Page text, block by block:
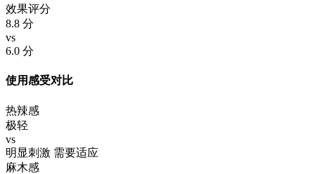
效果评分
8.8 分
vs
6.0 分
使用感受对比
热辣感
极轻
vs
明显刺激 需要适应
麻木感